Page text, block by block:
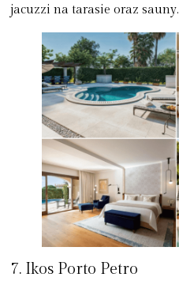
jacuzzi na tarasie oraz sauny.
7. Ikos Porto Petro